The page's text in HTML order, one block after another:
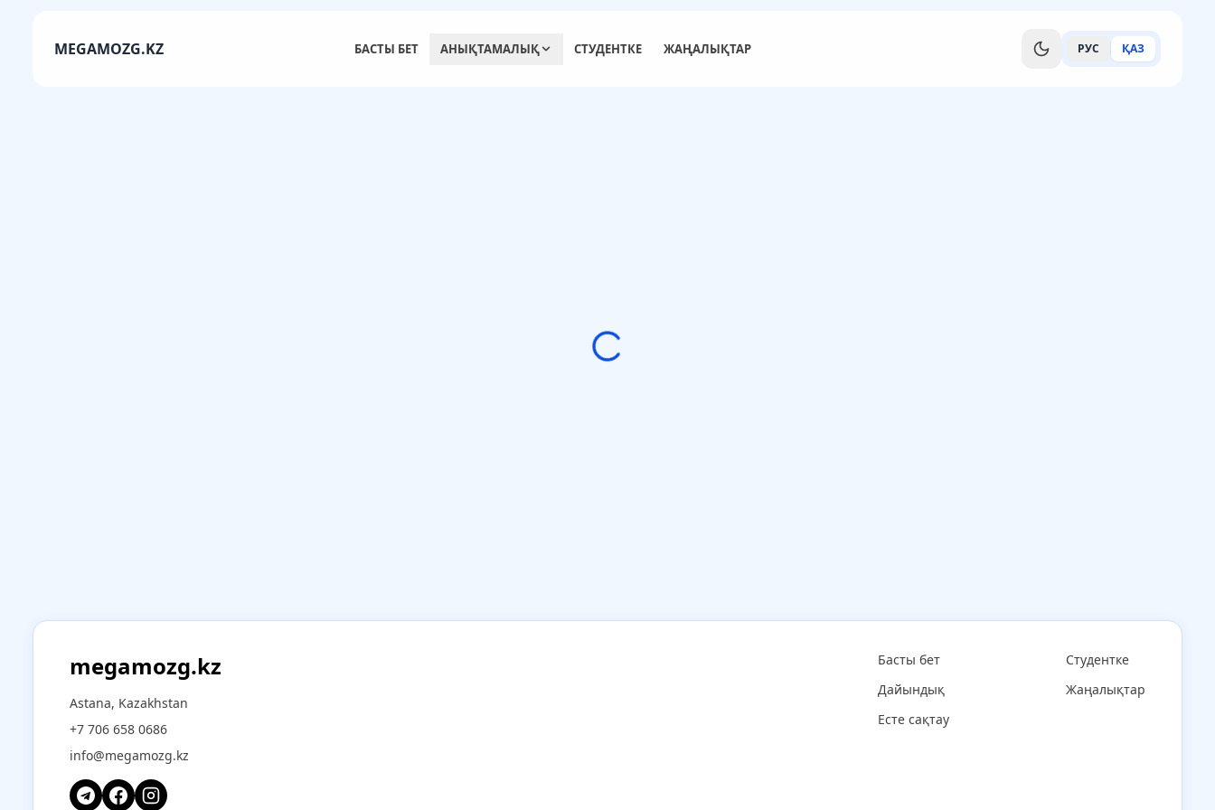
MEGAMOZG.KZ БАСТЫ БЕТ АНЫҚТАМАЛЫҚ СТУДЕНТКЕ ЖАҢАЛЫҚТАР РУС ҚАЗ
megamozg.kz
Astana, Kazakhstan
+7 706 658 0686
info@megamozg.kz
Басты бет
Дайындық
Есте сақтау
Студентке
Жаңалықтар